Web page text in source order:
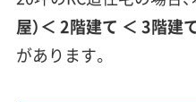
屋）＜ 2階建て ＜ 3階建
があります。